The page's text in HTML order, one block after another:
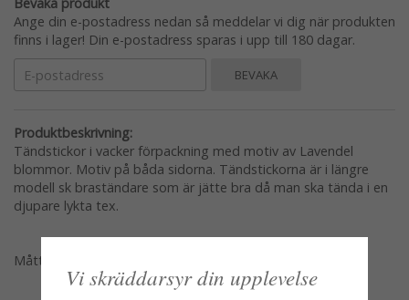
Ange din e-postadress nedan så meddelar vi dig när produkten
finns i lager! Din e-postadress sparas i upp till 180 dagar.
BEVAKA
Produktbeskrivning:
Tändstickor i vacker förpackning med motiv av Lavendel
blommor. Motiv på båda sidorna. Tändstickorna är i längre
modell sk braständare som är jätte bra då man ska tända i en
djupare lykta tex.
Mått per förpackning 11*6,5cm
Vi skräddarsyr din upplevelse